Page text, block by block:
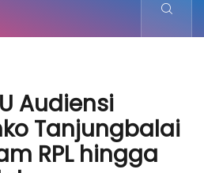
Audiensi
Tanjungbalai
RPL hingga